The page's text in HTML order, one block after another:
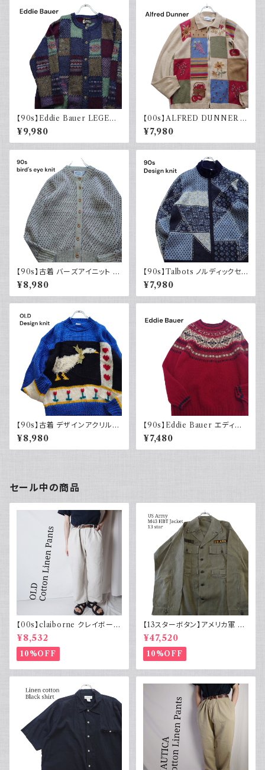
【90s】Eddie Bauer LEGEN
D エディーバウアー レジェンド
総柄ニット カーディガン ウール
レトロ 90年代
¥9,980
【00s】ALFRED DUNNER ア
ルフレッドダナー デザインニット
コットンラミー レディース古着
セーター 襟付き ジップ
¥7,980
【90s】古着 バーズアイニット カ
ーディガン ベージュ ヴィンテー
ジ セーター ウール
¥8,980
【90s】Talbots ノルディックセ
ーター ジップアップ メリノウー
ル 90年代 デザイン古着 ニット
¥7,980
【90s】古着 デザインアクリルニ
ット レトロ アニマル柄 ブルー ブ
ラック モックネック 花柄 ハート
¥8,980
【90s】Eddie Bauer エディー
バウアー ノルディックセーター
赤 レッド LEGEND レジェンド
レディース古着 90年代 ウール
¥7,480
セール中の商品
【00s】claiborne クレイボーン
リネンコットンパンツ ツータック
¥8,532
10%OFF
【13スターボタン】アメリカ軍 M
43 HBT ジャケット パッチ 軍物
実物
¥47,520
10%OFF